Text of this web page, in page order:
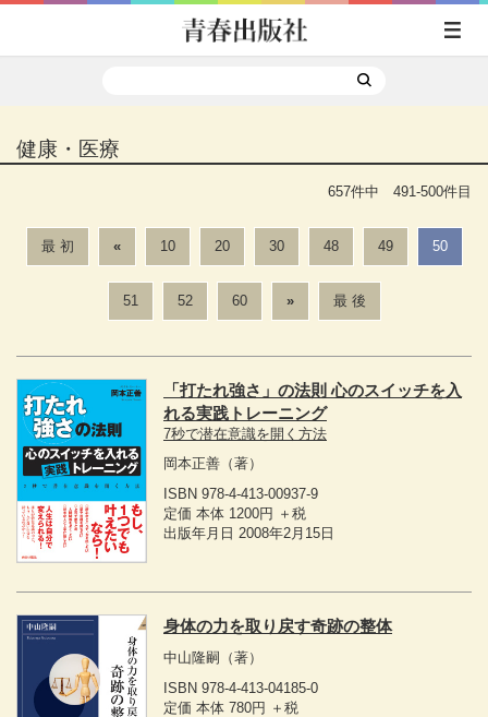
健康・医療
657件中 491-500件目
最 初 « 10 20 30 48 49 50
51 52 60 » 最 後
「打たれ強さ」の法則 心のスイッチを入
れる実践トレーニング
7秒で潜在意識を開く方法
岡本正善 （著）
ISBN 978-4-413-00937-9
定価 本体 1200円 ＋税
出版年月日 2008年2月15日
身体の力を取り戻す奇跡の整体
中山隆嗣
（著）
ISBN 978-4-413-04185-0
定価 本体 780円 ＋税